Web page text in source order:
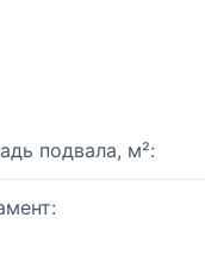
подвала, м²: